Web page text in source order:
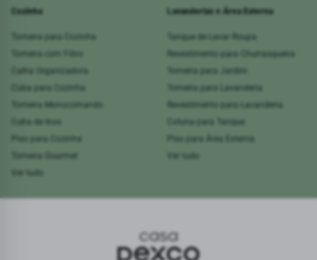
Cozinha
Torneira para Cozinha
Torneira com Filtro
Calha Organizadora
Cuba para Cozinha
Torneira Monocomando
Cuba de Inox
Piso para Cozinha
Torneira Gourmet
Ver tudo
Lavanderias e Área Externa
Tanque de Lavar Roupa
Revestimento para Churrasqueira
Torneira para Jardim
Torneira para Lavanderia
Revestimento para Lavanderia
Coluna para Tanque
Piso para Área Externa
Ver tudo